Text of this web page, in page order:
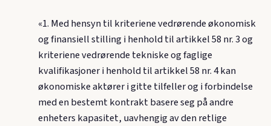
«1. Med hensyn til kriteriene vedrørende økonomisk
og finansiell stilling i henhold til artikkel 58 nr. 3 og
kriteriene vedrørende tekniske og faglige
kvalifikasjoner i henhold til artikkel 58 nr. 4 kan
økonomiske aktører i gitte tilfeller og i forbindelse
med en bestemt kontrakt basere seg på andre
enheters kapasitet, uavhengig av den retlige